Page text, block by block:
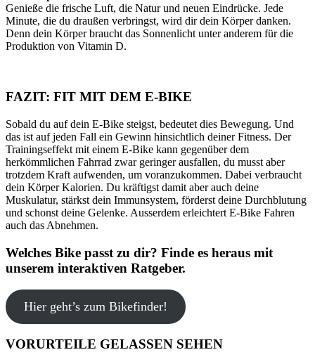
Genieße die frische Luft, die Natur und neuen Eindrücke. Jede
Minute, die du draußen verbringst, wird dir dein Körper danken.
Denn dein Körper braucht das Sonnenlicht unter anderem für die
Produktion von Vitamin D.
FAZIT: FIT MIT DEM E-BIKE
Sobald du auf dein E-Bike steigst, bedeutet dies Bewegung. Und
das ist auf jeden Fall ein Gewinn hinsichtlich deiner Fitness. Der
Trainingseffekt mit einem E-Bike kann gegenüber dem
herkömmlichen Fahrrad zwar geringer ausfallen, du musst aber
trotzdem Kraft aufwenden, um voranzukommen. Dabei verbraucht
dein Körper Kalorien. Du kräftigst damit aber auch deine
Muskulatur, stärkst dein Immunsystem, förderst deine Durchblutung
und schonst deine Gelenke. Ausserdem erleichtert E-Bike Fahren
auch das Abnehmen.
Welches Bike passt zu dir? Finde es heraus mit
unserem interaktiven Ratgeber.
Hier geht’s zum Bikefinder!
VORURTEILE GELASSEN SEHEN